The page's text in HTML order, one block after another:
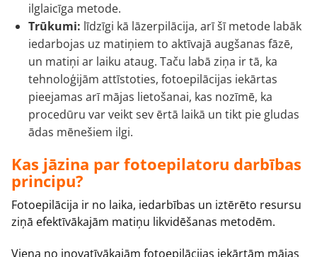
ilglaicīga metode.
Trūkumi: līdzīgi kā lāzerpilācija, arī šī metode labāk
iedarbojas uz matiņiem to aktīvajā augšanas fāzē,
un matiņi ar laiku ataug. Taču labā ziņa ir tā, ka
tehnoloģijām attīstoties, fotoepilācijas iekārtas
pieejamas arī mājas lietošanai, kas nozīmē, ka
procedūru var veikt sev ērtā laikā un tikt pie gludas
ādas mēnešiem ilgi.
Kas jāzina par fotoepilatoru darbības
principu?
Fotoepilācija ir no laika, iedarbības un iztērēto resursu
ziņā efektīvākajām matiņu likvidēšanas metodēm.
Viena no inovatīvākajām fotoepilācijas iekārtām mājas